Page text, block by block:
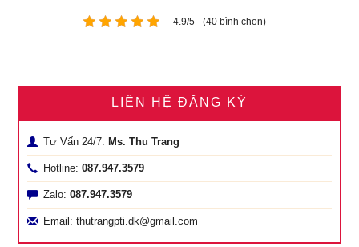
4.9/5 - (40 bình chọn)
LIÊN HỆ ĐĂNG KÝ
Tư Vấn 24/7:Ms. Thu Trang
Hotline:087.947.3579
Zalo:087.947.3579
Email: thutrangpti.dk@gmail.com